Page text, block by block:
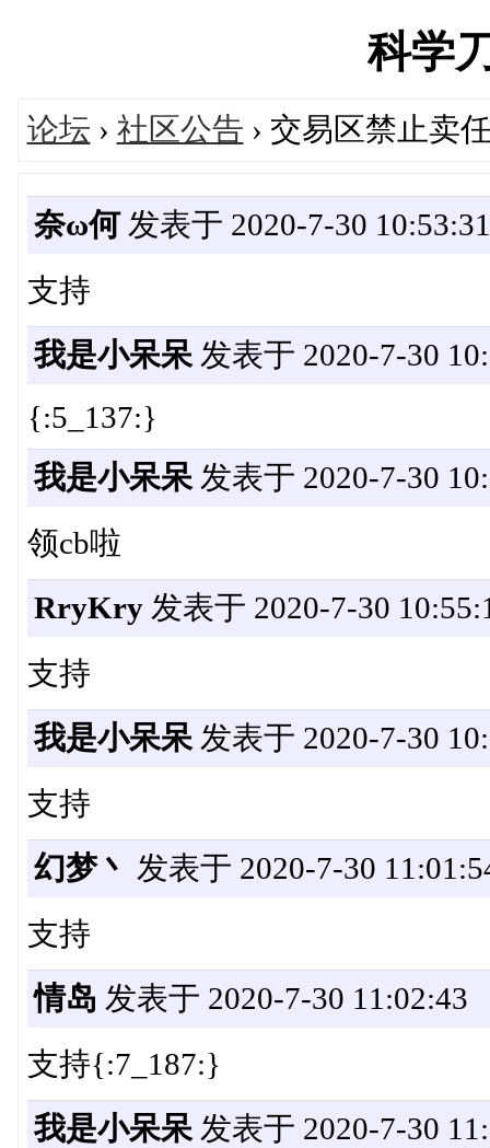
科学
论坛 › 社区公告 › 交易区禁止卖
奈ω何发表于 2020-7-30 10:53:31
支持
我是小呆呆发表于 2020-7-30
{:5_137:}
我是小呆呆发表于 2020-7-30
领cb啦
RryKry发表于 2020-7-30
支持
我是小呆呆发表于 2020-7-30
支持
幻梦丶 发表于 2020-7-30
支持
情岛 发表于 2020-7-30 11:02:43
支持{:7_187:}
我是小呆呆发表于 2020-7-30